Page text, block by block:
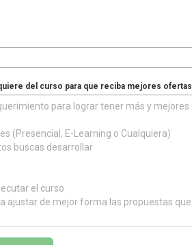
del curso para que reciba mejores ofertas